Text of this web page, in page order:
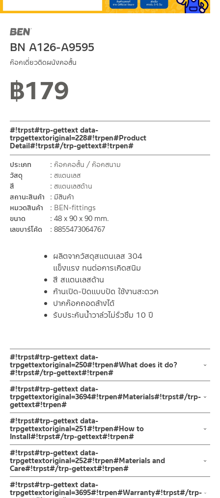
BN A126-A9595
ก๊อกเดี่ยวติดผนังคอสั้น
฿179
ผลิตจากวัสดุสแตนเลส 304
แข็งแรง ทนต่อการเกิดสนิม
สี สแตนเลสด้าน
ก้านเปิด-ปิดแบบปัด ใช้งานสะดวก
ปากก๊อกถอดล้างได้
รับประกันน้ำวาล์วไม่รั่วซึม 10 ปี
#!trpst#trp-gettext data-
trpgettextoriginal=228#!trpen#Product
Detail#!trpst#/trp-gettext#!trpen#
ประเภท
ก๊อกคอสั้น / ก๊อกสนาม
วัสดุ
สแตนเลส
สี
สแตนเลสด้าน
สถานะสินค้า
มีสินค้า
หมวดสินค้า
BEN-fittings
ขนาด
48 x 90 x 90 mm.
เลขบาร์โค้ด
8855473064767
#!trpst#trp-gettext data-
trpgettextoriginal=250#!trpen#What does it do?
#!trpst#/trp-gettext#!trpen#
ก๊อกเดี่ยวติดผนังคอสั้น ก๊อกปากสนามติดผนัง ก็อกติดผนัง
ผลิตจากสแตนเลส เกรด 304 ด้าน ก้านเปิด-ปิดแบบปัด รับประกัน
วาล์วน้ำไม่รั่วซึม 10 ปี
ก๊อกคอสั้น ก็อกสนามติดผนัง ผลิตจากสแตนเลส เกรด 304 ทนทานแข็ง
แรง ต้านการกัดกร่อนสูง และไม่ขึ้นสนิม
ไม่เป็นรอยคราบน้ำ การเปิด-ปิด น้ำออกแบบมือจับแบบก้านปัดง่ายต่อ
การปล่อยสายน้ำชำระล้างทำความสะอาด
ทั้งยังสามารถติดตั้งได้ทั้งภายในและภายนอกอาคาร ปากก๊อกอดล้างได้
รับประกันน้ำวาล์วไม่รั่วซึม 10 ปี
#!trpst#trp-gettext data-
trpgettextoriginal=3694#!trpen#Materials#!trpst#/trp-
gettext#!trpen#
ผลิตจากสแตนเลส เกรด 304
#!trpst#trp-gettext data-
trpgettextoriginal=251#!trpen#How to
Install#!trpst#/trp-gettext#!trpen#
ข้อแนะนำในการติดตั้งสำหรับ การติดตั้ง ก๊อกน้ำ วาล์วเปิดปิดน้ำ
ฝักบัว และ ชุดสายฉีดชำระ
สำหรับการติดตั้งใหม่ ให้ไล่ฝุ่น เศษทราย เศษท่อ ออกจากท่อน้ำก่อนติด
ตั้งสินค้า โดยปล่อยน้ำให้ไหลออกจากท่อนาน 1 นาที
เพื่อให้แรงน้ำพัดพาเศษละอองต่างๆ ออกจากท่อน้ำ มิเช่นนั้นสิ่งสกปรก
#!trpst#trp-gettext data-
trpgettextoriginal=252#!trpen#Materials and
Care#!trpst#/trp-gettext#!trpen#
คำแนะนำในการดูแลรักษาผลิตภัณฑ์
1. ไม่ทำสินค้าให้เกิดความเสียหายอื่น ๆ นอกจากการใช้งานปกติ เช่นไม่
#!trpst#trp-gettext data-
trpgettextoriginal=3695#!trpen#Warranty#!trpst#/trp-